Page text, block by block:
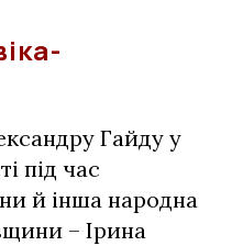
Гайду у
під час
й інша народна
– Ірина